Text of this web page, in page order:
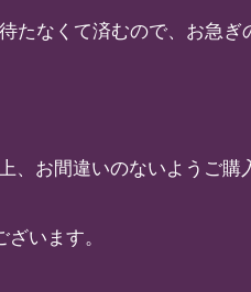
たなくて済むので、お急ぎ
、お間違いのないようご購
います。